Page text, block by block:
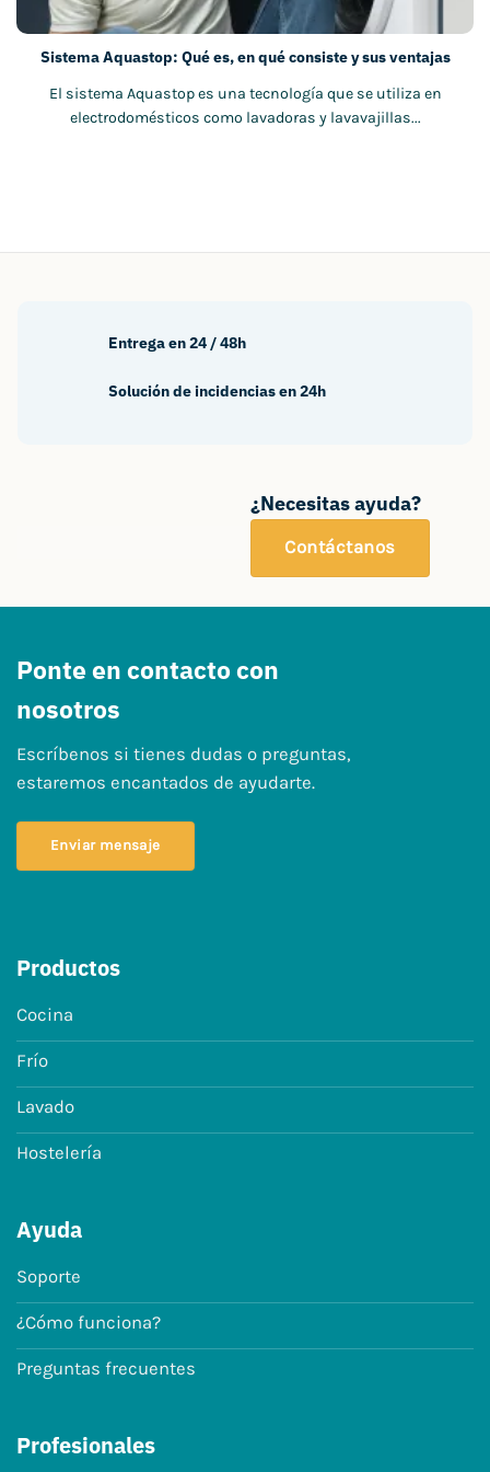
Sistema Aquastop: Qué es, en qué consiste y sus ventajas
El sistema Aquastop es una tecnología que se utiliza en
electrodomésticos como lavadoras y lavavajillas...
¿Necesitas ayuda?
Contáctanos
Entrega en 24 / 48h
Solución de incidencias en 24h
Ponte en contacto con
nosotros
Escríbenos si tienes dudas o preguntas,
estaremos encantados de ayudarte.
Enviar mensaje
Productos
Cocina
Frío
Lavado
Hostelería
Ayuda
Soporte
¿Cómo funciona?
Preguntas frecuentes
Profesionales